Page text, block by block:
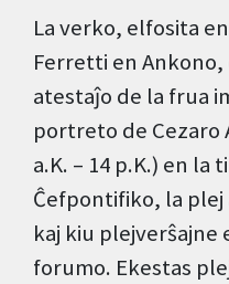
La verko, elfosita
Ferretti en
atestaĵo de la frua
portreto de Cezaro
a.K. – 14 p.K.) en la
Ĉefpontifiko, la
kaj kiu plejverŝajne
forumo. Ekestas